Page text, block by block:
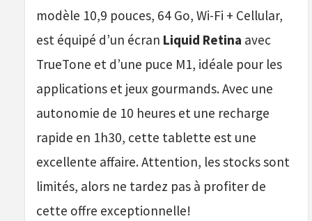
modèle 10,9 pouces, 64 Go, Wi-Fi + Cellular,
est équipé d’un écran Liquid Retina avec
TrueTone et d’une puce M1, idéale pour les
applications et jeux gourmands. Avec une
autonomie de 10 heures et une recharge
rapide en 1h30, cette tablette est une
excellente affaire. Attention, les stocks sont
limités, alors ne tardez pas à profiter de
cette offre exceptionnelle!